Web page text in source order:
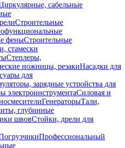
сабельные
Строительные
феныСтроительные
стамески
Степлеры,
ножницы, резакиНасадки для
для
зарядные устройства для
электроинструментаСиловая и
ГенераторыТали,
глубинные
швовСтойки, дрели для
Профессиональный